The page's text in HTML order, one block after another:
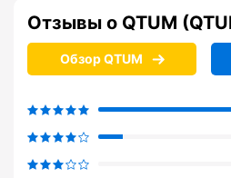
Отзывы о QTUM
Обзор QTUM